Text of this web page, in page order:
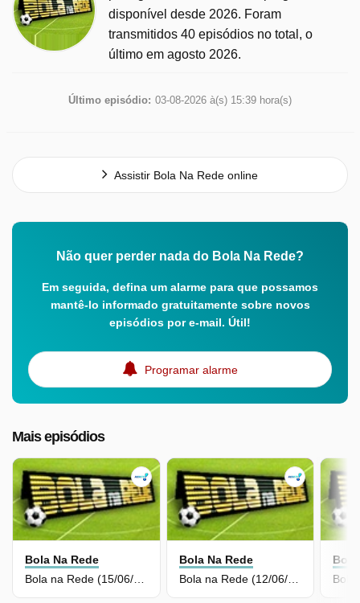
disponível desde 2026. Foram
transmitidos 40 episódios no total, o
último em agosto 2026.
Último episódio: 03-08-2026 à(s) 15:39 hora(s)
Assistir Bola Na Rede online
Não quer perder nada do Bola Na Rede?
Em seguida, defina um alarme para que possamos
mantê-lo informado gratuitamente sobre novos
episódios por e-mail. Útil!
Programar alarme
Mais episódios
Bola Na Rede
Bola na Rede (15/06/26) | Completo
Bola Na Rede
Bola na Rede (12/06/26) | Completo
Bola